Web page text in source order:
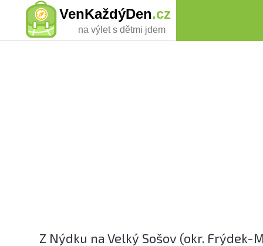
VenKaždýDen.cz
na výlet s dětmi jdem
Z Nýdku na Velký Sošov (okr. Frýdek-